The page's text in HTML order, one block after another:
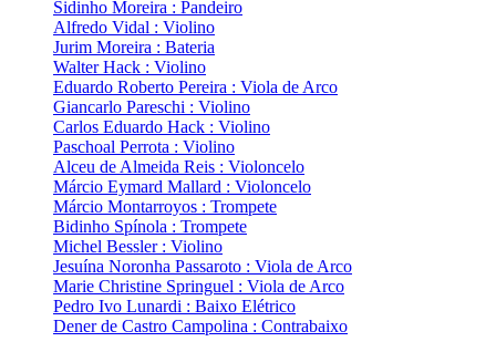
Sidinho Moreira : Pandeiro
Alfredo Vidal : Violino
Jurim Moreira : Bateria
Walter Hack : Violino
Eduardo Roberto Pereira : Viola de Arco
Giancarlo Pareschi : Violino
Carlos Eduardo Hack : Violino
Paschoal Perrota : Violino
Alceu de Almeida Reis : Violoncelo
Márcio Eymard Mallard : Violoncelo
Márcio Montarroyos : Trompete
Bidinho Spínola : Trompete
Michel Bessler : Violino
Jesuína Noronha Passaroto : Viola de Arco
Marie Christine Springuel : Viola de Arco
Pedro Ivo Lunardi : Baixo Elétrico
Dener de Castro Campolina : Contrabaixo